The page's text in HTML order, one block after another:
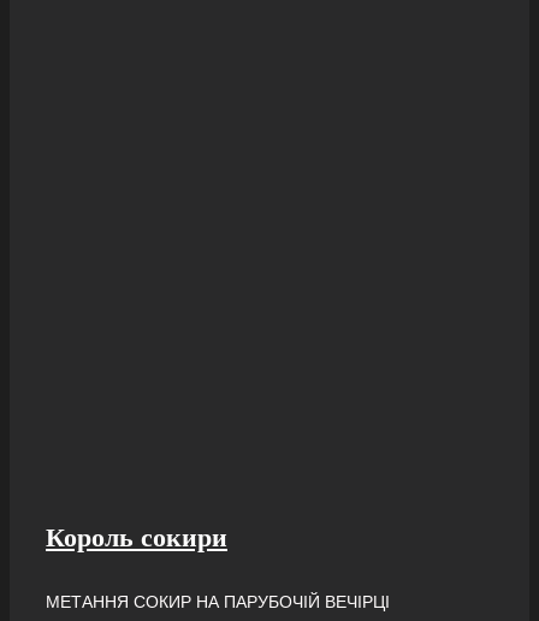
Король сокири
МЕТАННЯ СОКИР НА ПАРУБОЧІЙ ВЕЧІРЦІ